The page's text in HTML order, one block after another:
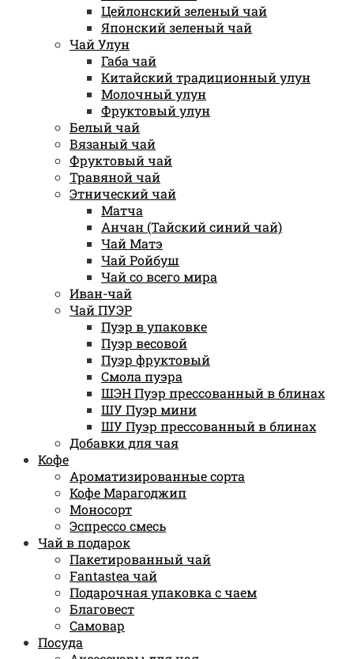
Цейлонский зеленый чай
Японский зеленый чай
Чай Улун
Габа чай
Китайский традиционный улун
Молочный улун
Фруктовый улун
Белый чай
Вязаный чай
Фруктовый чай
Травяной чай
Этнический чай
Матча
Анчан (Тайский синий чай)
Чай Матэ
Чай Ройбуш
Чай со всего мира
Иван-чай
Чай ПУЭР
Пуэр в упаковке
Пуэр весовой
Пуэр фруктовый
Смола пуэра
ШЭН Пуэр прессованный в блинах
ШУ Пуэр мини
ШУ Пуэр прессованный в блинах
Добавки для чая
Кофе
Ароматизированные сорта
Кофе Марагоджип
Моносорт
Эспрессо смесь
Чай в подарок
Пакетированный чай
Fantastea чай
Подарочная упаковка с чаем
Благовест
Самовар
Посуда